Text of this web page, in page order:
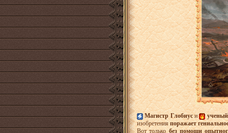
Магистр Глобиуси
изобретенияпоражает
Вот толькобез помощи